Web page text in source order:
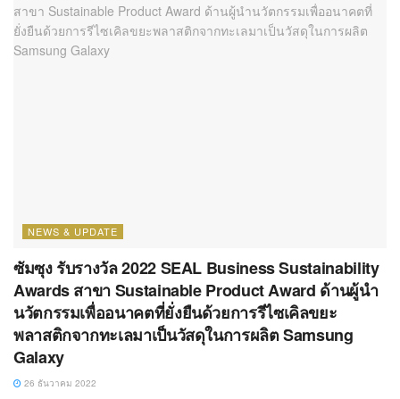
NEWS & UPDATE
ซัมซุง รับรางวัล 2022 SEAL Business Sustainability
Awards สาขา Sustainable Product Award ด้านผู้นำ
นวัตกรรมเพื่ออนาคตที่ยั่งยืนด้วยการรีไซเคิลขยะ
พลาสติกจากทะเลมาเป็นวัสดุในการผลิต Samsung
Galaxy
26 ธันวาคม 2022